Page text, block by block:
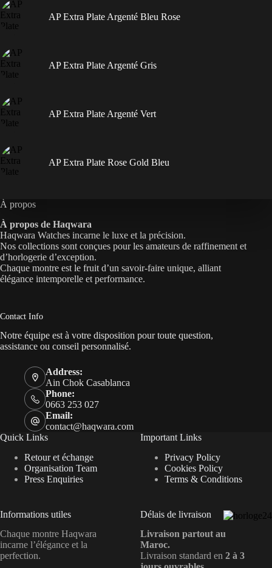
AP Extra Plate Argenté Bleu Rose
AP Extra Plate Argenté Gris
AP Extra Plate Argenté Vert
AP Extra Plate Rose Gold Bleu
À propos
À propos de Haqwara
Haqwara Watches incarne le luxe et la précision.
Nos collections sont conçues pour les amateurs de raffinement et
d’horlogerie d’exception.
Chaque montre est le fruit d’un savoir-faire unique, alliant
élégance intemporelle et performance.
Contact Info
Notre équipe est à votre disposition pour toute question,
assistance ou conseil personnalisé.
Address:
Ain Chok Casablanca
Phone:
0663 253 027
Email:
contact@haqwara.com
Quick Links
Retour et échange
Organisation Team
Press Enquiries
Informations utiles
Chaque montre Haqwara
incarne l’élégance et la
perfection.
Important Links
Privacy Policy
Cookies Policy
Terms & Conditions
Délais de livraison
Livraison partout au
Maroc.
Livraison standard en2 à 3